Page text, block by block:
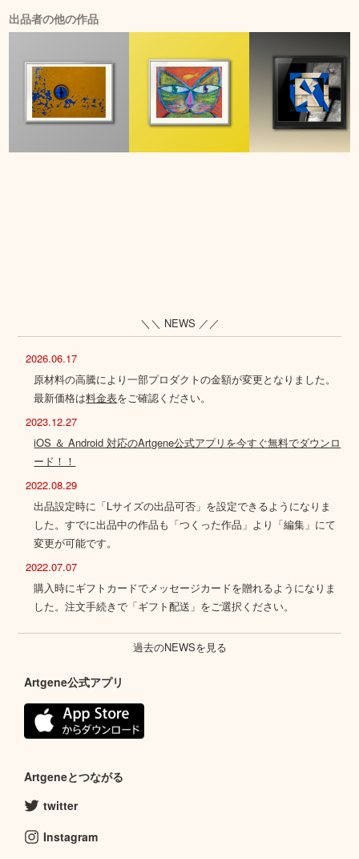
出品者の他の作品
＼＼ NEWS ／／
2026.06.17
原材料の高騰により一部プロダクトの金額が変更となりました。
最新価格は料金表をご確認ください。
2023.12.27
iOS ＆ Android 対応のArtgene公式アプリを今すぐ無料でダウンロ
ード！！
2022.08.29
出品設定時に「Lサイズの出品可否」を設定できるようになりま
した。すでに出品中の作品も「つくった作品」より「編集」にて
変更が可能です。
2022.07.07
購入時にギフトカードでメッセージカードを贈れるようになりま
した。注文手続きで「ギフト配送」をご選択ください。
過去のNEWSを見る
Artgene公式アプリ
Artgeneとつながる
twitter
Instagram